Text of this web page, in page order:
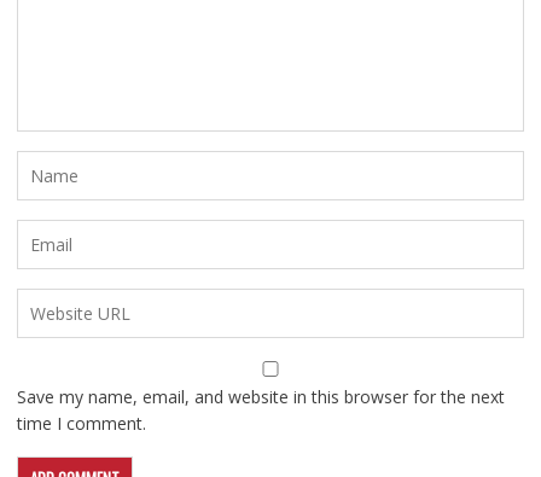
Save my name, email, and website in this browser for the next
time I comment.